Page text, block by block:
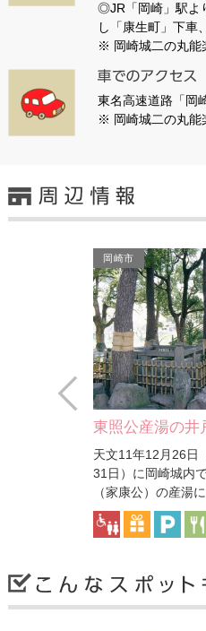
◎JR「岡崎」駅よ
し「康生町」下車
※ 岡崎城二の丸能
東名高速道路「岡
※ 岡崎城二の丸能
岡崎市
東照公産湯の井
天文11年12月26日
31日）に岡崎城内
（家康公）の産湯
Prev